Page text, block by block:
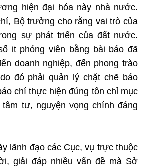
hiện đại hóa này nhà nước.
Bộ trưởng cho rằng vai trò của
sự phát triển của đất nước.
it phóng viên bằng bài báo đã
doanh nghiệp, đến phong trào
đó phải quản lý chặt chẽ báo
chí thực hiện đúng tôn chỉ mục
tư, nguyện vọng chính đáng
lãnh đạo các Cục, vụ trực thuộc
giải đáp nhiều vấn đề mà Sở